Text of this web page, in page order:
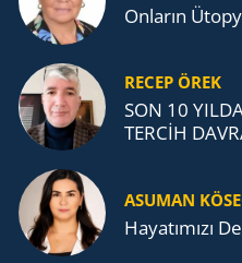
Onların
RECEP ÖREK
SON 10
TERCİH
ASUMAN
Ha­ya­tı­mı­zı